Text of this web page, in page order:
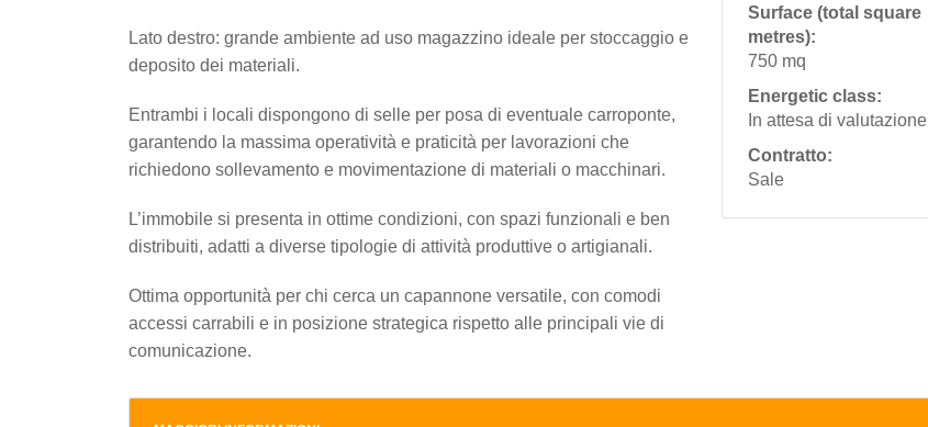
Lato destro: grande ambiente ad uso magazzino ideale per stoccaggio e
deposito dei materiali.
Entrambi i locali dispongono di selle per posa di eventuale carroponte,
garantendo la massima operatività e praticità per lavorazioni che
richiedono sollevamento e movimentazione di materiali o macchinari.
L’immobile si presenta in ottime condizioni, con spazi funzionali e ben
distribuiti, adatti a diverse tipologie di attività produttive o artigianali.
Ottima opportunità per chi cerca un capannone versatile, con comodi
accessi carrabili e in posizione strategica rispetto alle principali vie di
comunicazione.
Surface (total square
metres):
750 mq
Energetic class:
In attesa di valutazione
Contratto:
Sale